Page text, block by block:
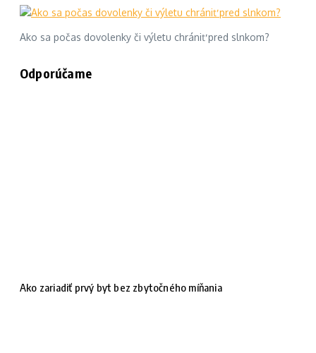
Ako sa počas dovolenky či výletu chrániť pred slnkom?
Odporúčame
Ako zariadiť prvý byt bez zbytočného míňania